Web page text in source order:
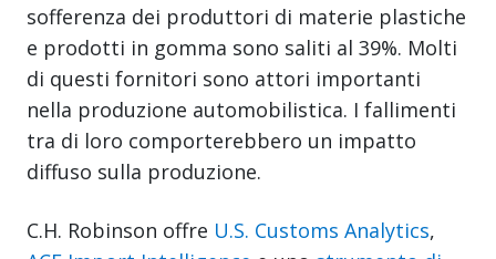
sofferenza dei produttori di materie plastiche
e prodotti in gomma sono saliti al 39%. Molti
di questi fornitori sono attori importanti
nella produzione automobilistica. I fallimenti
tra di loro comporterebbero un impatto
diffuso sulla produzione.
C.H. Robinson offre U.S. Customs Analytics,